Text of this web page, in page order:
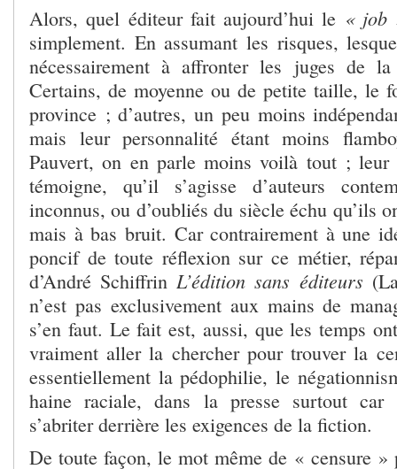
Alors, quel éditeur fait aujourd’hui le «
simplement. En assumant les risques,
nécessairement à affronter les juges de
Certains, de moyenne ou de petite taille, le
province ; d’autres, un peu moins
mais leur personnalité étant moins
Pauvert, on en parle moins voilà tout ; leur
témoigne, qu’il s’agisse d’auteurs
inconnus, ou d’oubliés du siècle échu qu’ils
mais à bas bruit. Car contrairement à une
poncif de toute réflexion sur ce métier,
d’André SchiffrinL’édition sans éditeurs
n’est pas exclusivement aux mains de
s’en faut. Le fait est, aussi, que les temps
vraiment aller la chercher pour trouver la
essentiellement la pédophilie, le
haine raciale, dans la presse surtout car
s’abriter derrière les exigences de la fiction.
De toute façon, le mot même de « censure »